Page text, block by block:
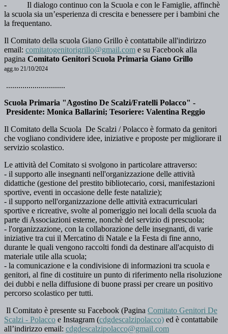
-
Il dialogo continuo con la Scuola e con le Famiglie, affinchè
la scuola sia un’esperienza di crescita e benessere per i bambini che
la frequentano.
Il Comitato della scuola Giano Grillo è contattabile all'indirizzo
email: comitatogenitorigrillo@gmail.com e su Facebook alla
pagina Comitato Genitori Scuola Primaria Giano Grillo
agg.to 21/10/2024
.............................
Scuola Primaria "Agostino De Scalzi/Fratelli Polacco" -
Presidente: Monica Ballarini; Tesoriere: Valentina Reggio
Il Comitato della Scuola De Scalzi / Polacco è formato da genitori
che vogliano condividere idee, iniziative e proposte per migliorare il
servizio scolastico.
Le attività del Comitato si svolgono in particolare attraverso:
- il supporto alle insegnanti nell'organizzazione delle attività
didattiche (gestione del prestito bibliotecario, corsi, manifestazioni
sportive, eventi in occasione delle feste natalizie);
- il supporto nell'organizzazione delle attività extracurriculari
sportive e ricreative, svolte al pomeriggio nei locali della scuola da
parte di Associazioni esterne, nonchè del servizio di prescuola;
- l'organizzazione, con la collaborazione delle insegnanti, di varie
iniziative tra cui il Mercatino di Natale e la Festa di fine anno,
durante le quali vengono raccolti fondi da destinare all'acquisto di
materiale utile alla scuola;
- la comunicazione e la condivisione di informazioni tra scuola e
genitori, al fine di costituire un punto di riferimento nella risoluzione
dei dubbi e nella diffusione di buone prassi per creare un positivo
percorso scolastico per tutti.
Il Comitato è presente su Facebook (Pagina Comitato Genitori De
Scalzi - Polacco e Instagram (cdgdescalzipolacco) ed è contattabile
all’indirizzo email: cdgdescalzipolacco@gmail.com